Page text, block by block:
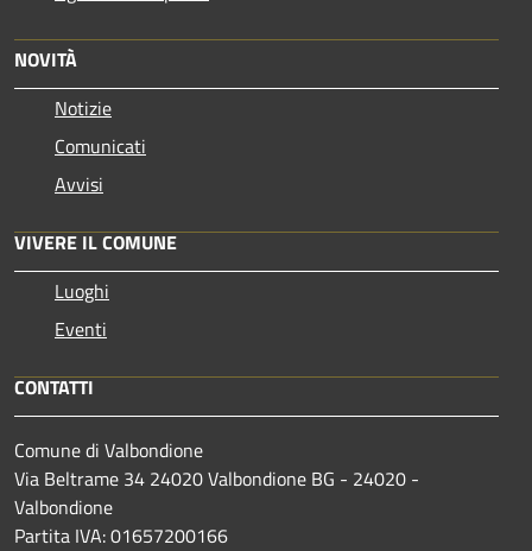
NOVITÀ
Notizie
Comunicati
Avvisi
VIVERE IL COMUNE
Luoghi
Eventi
CONTATTI
Comune di Valbondione
Via Beltrame 34 24020 Valbondione BG - 24020 -
Valbondione
Partita IVA: 01657200166